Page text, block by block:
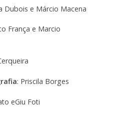
Dubois e Márcio Macena
França e Marcio
: Priscila Borges
eGiu Foti